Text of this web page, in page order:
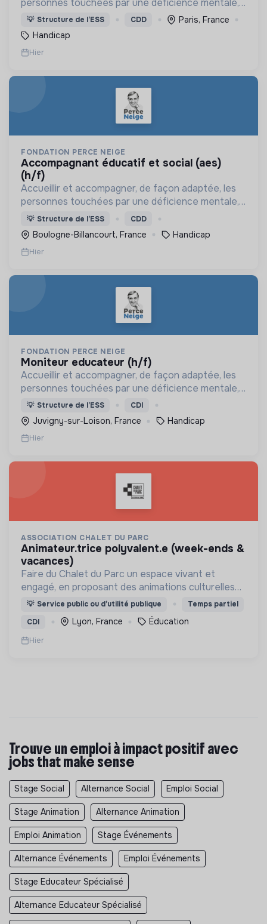
personnes touchées par une déficience mentale,
un handicap physique ou psychique
💡 Structure de l’ESS CDD
Paris, France
Handicap
Hier
FONDATION PERCE NEIGE
accompagnant éducatif et social (aes)
(h/f)
Accueillir et accompagner, de façon adaptée, les
personnes touchées par une déficience mentale,
un handicap physique ou psychique
💡 Structure de l’ESS CDD
Boulogne-Billancourt, France Handicap
Hier
FONDATION PERCE NEIGE
moniteur educateur (h/f)
Accueillir et accompagner, de façon adaptée, les
personnes touchées par une déficience mentale,
un handicap physique ou psychique
💡 Structure de l’ESS CDI
Juvigny-sur-Loison, France Handicap
Hier
ASSOCIATION CHALET DU PARC
animateur.trice polyvalent.e (week-ends &
vacances)
Faire du Chalet du Parc un espace vivant et
engagé, en proposant des animations culturelles
et pédagogiques (ateliers, expos, jeux) pour vivre
une expérience accessible et inspirante.
💡 Service public ou d’utilité publique
Temps partiel
CDI
Lyon, France Éducation
Hier
Trouve un emploi à impact positif avec
jobs that make sense
Stage Social Alternance Social Emploi Social
Stage Animation Alternance Animation
Emploi Animation Stage Événements
Alternance Événements Emploi Événements
Stage Educateur Spécialisé
Alternance Educateur Spécialisé